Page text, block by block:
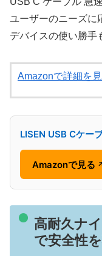
ユーザーのニーズに
デバイスの使い勝手
Amazonで詳細を
LISEN USB Cケー
Amazonで見る ↗
高耐久ナ
で安全性